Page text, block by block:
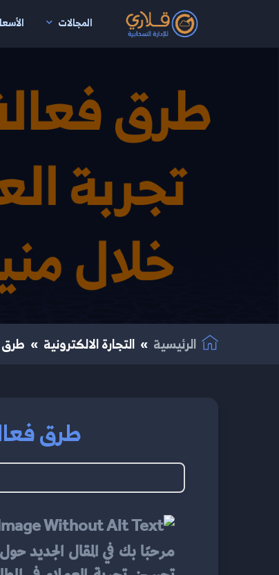
المجالات
الرئيسية التجارة الالكترونية طرق
طرق
مرحبًا بك في المقال الجديد